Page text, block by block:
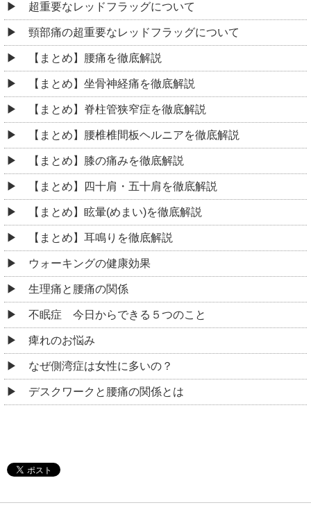
超重要なレッドフラッグについて
頸部痛の超重要なレッドフラッグについて
【まとめ】腰痛を徹底解説
【まとめ】坐骨神経痛を徹底解説
【まとめ】脊柱管狭窄症を徹底解説
【まとめ】腰椎椎間板ヘルニアを徹底解説
【まとめ】膝の痛みを徹底解説
【まとめ】四十肩・五十肩を徹底解説
【まとめ】眩暈(めまい)を徹底解説
【まとめ】耳鳴りを徹底解説
ウォーキングの健康効果
生理痛と腰痛の関係
不眠症 今日からできる５つのこと
痺れのお悩み
なぜ側湾症は女性に多いの？
デスクワークと腰痛の関係とは